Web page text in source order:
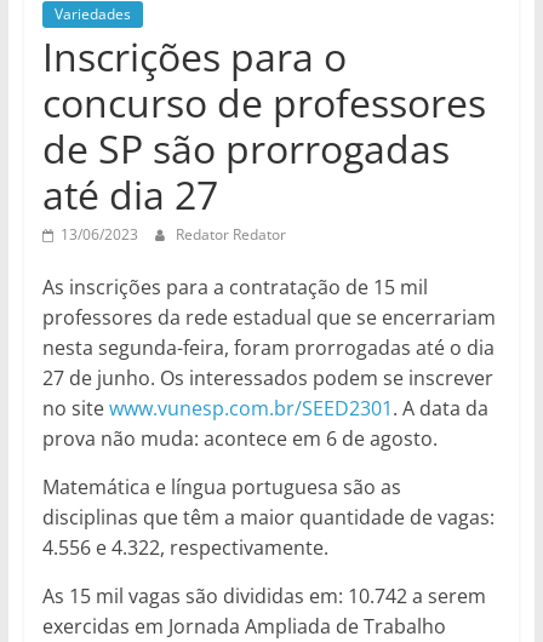
Medida
Certa!
Variedades
Inscrições para o
concurso de professores
de SP são prorrogadas
até dia 27
13/06/2023 Redator Redator
As inscrições para a contratação de 15 mil
professores da rede estadual que se encerrariam
nesta segunda-feira, foram prorrogadas até o dia
27 de junho. Os interessados podem se inscrever
no sitewww.vunesp.com.br/SEED2301. A data da
prova não muda: acontece em 6 de agosto.
Matemática e língua portuguesa são as
disciplinas que têm a maior quantidade de vagas:
4.556 e 4.322, respectivamente.
As 15 mil vagas são divididas em: 10.742 a serem
exercidas em Jornada Ampliada de Trabalho